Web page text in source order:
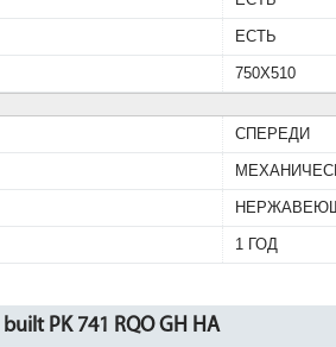
ЕСТЬ
750Х510
СПЕРЕДИ
1 ГОД
PK 741 RQO GH HA